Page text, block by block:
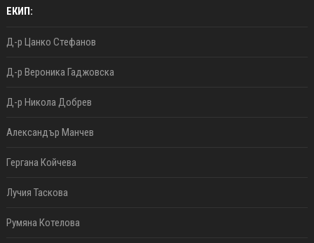
ЕКИП:
Д-р Цанко Стефанов
Д-р Вероника Гаджовска
Д-р Никола Добрев
Александър Манчев
Гергана Койчева
Лучия Таскова
Румяна Котелова